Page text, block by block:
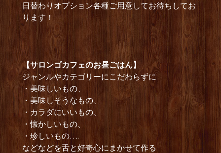
日替わりオプション各種ご用意してお待ちしてお
ります！
【サロンゴカフェのお昼ごはん】
ジャンルやカテゴリーにこだわらずに
・美味しいもの、
・美味しそうなもの、
・カラダにいいもの、
・懐かしいもの、
・珍しいもの….
などなどを舌と好奇心にまかせて作る